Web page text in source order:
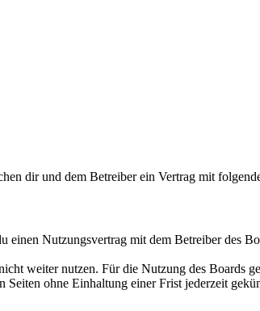
dir und dem Betreiber ein Vertrag mit
Nutzungsvertrag mit dem Betreiber des
weiter nutzen. Für die Nutzung des Boards
ohne Einhaltung einer Frist jederzeit